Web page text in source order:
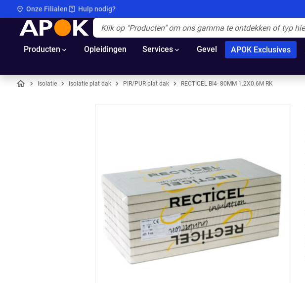
Onze Filialen Hulp nodig?
APOK
Producten Opleidingen Services Gevel APOK Exclusives
Isolatie Isolatie plat dak PIR/PUR plat dak RECTICEL BI4- 80MM 1.2X0.6M RK